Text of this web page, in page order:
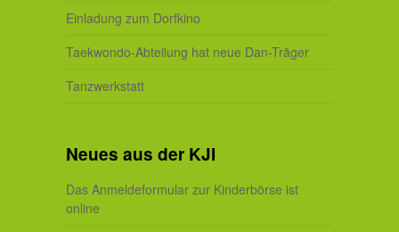
Einladung zum Dorfkino
Taekwondo-Abteilung hat neue Dan-Träger
Tanzwerkstatt
Neues aus der KJI
Das Anmeldeformular zur Kinderbörse ist
online